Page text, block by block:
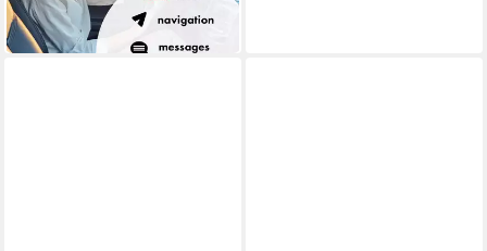
-72%
in 3-4 Werktagen bei dir